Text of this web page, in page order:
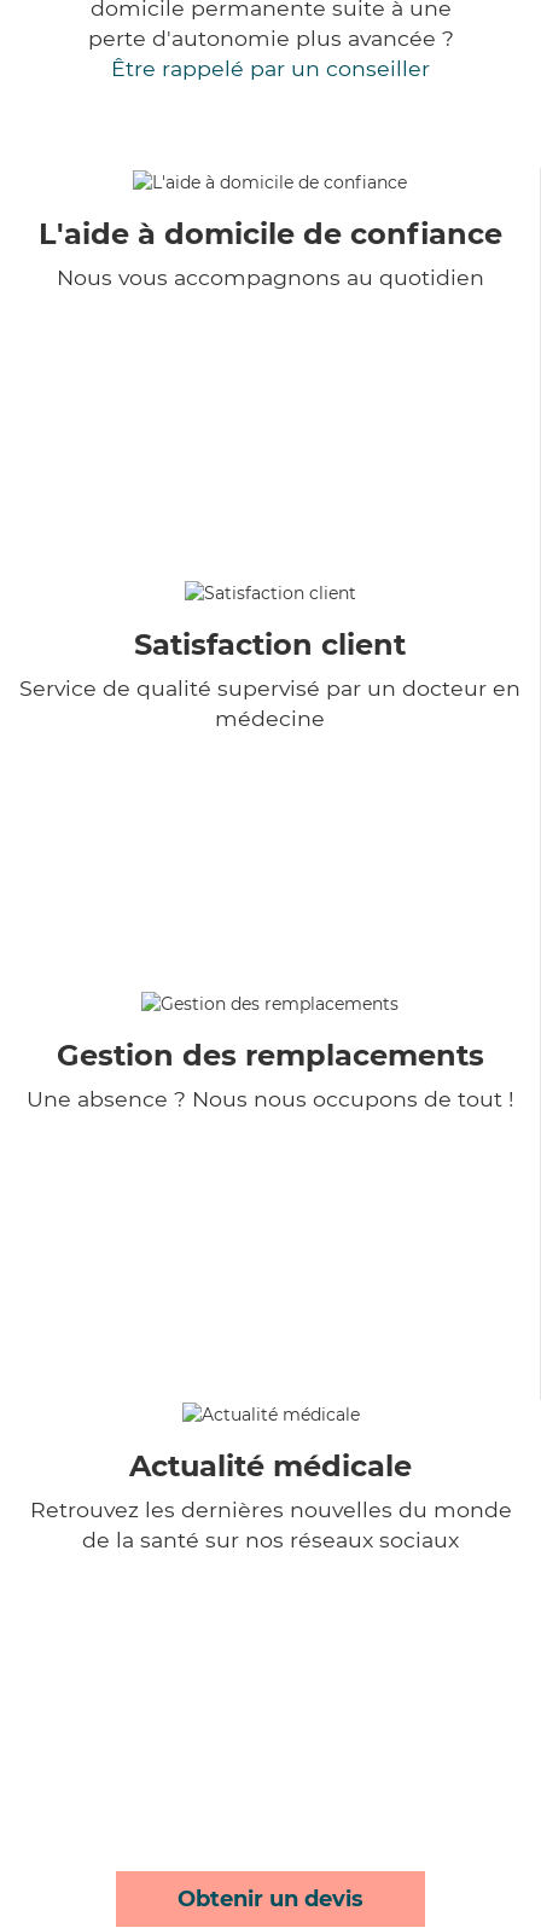
domicile permanente suite à une
perte d'autonomie plus avancée ?
Être rappelé par un conseiller
L'aide à domicile de confiance
Nous vous accompagnons au quotidien
Satisfaction client
Service de qualité supervisé par un docteur en
médecine
Gestion des remplacements
Une absence ? Nous nous occupons de tout !
Actualité médicale
Retrouvez les dernières nouvelles du monde
de la santé sur nos réseaux sociaux
Obtenir un devis